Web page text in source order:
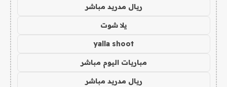
ريال مدريد مباشر
يلا شوت
yalla shoot
مباريات اليوم مباشر
ريال مدريد مباشر